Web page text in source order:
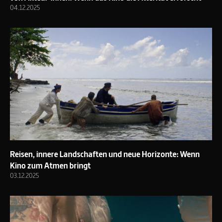
04.12.2025
Reisen, innere Landschaften und neue Horizonte: Wenn
Kino zum Atmen bringt
03.12.2025